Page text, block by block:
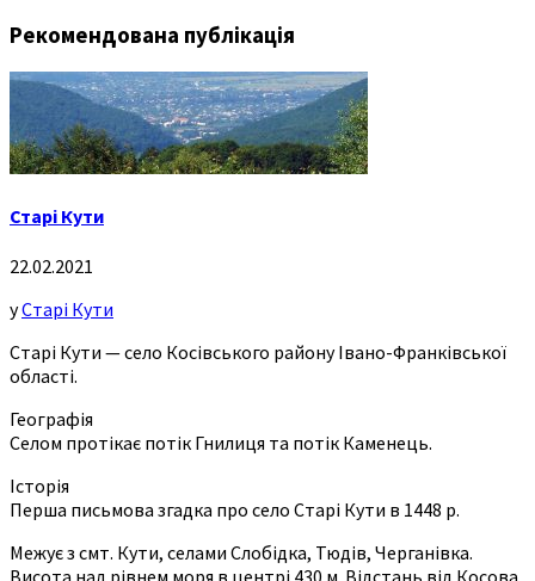
Рекомендована публікація
Старі Кути
22.02.2021
уСтарі Кути
Старі Кути — село Косівського району Івано-Франківської
області.
Географія
Селом протікає потік Гнилиця та потік Каменець.
Історія
Перша письмова згадка про село Старі Кути в 1448 р.
Межує з смт. Кути, селами Слобідка, Тюдів, Черганівка.
Висота над рівнем моря в центрі 430 м. Відстань від Косова